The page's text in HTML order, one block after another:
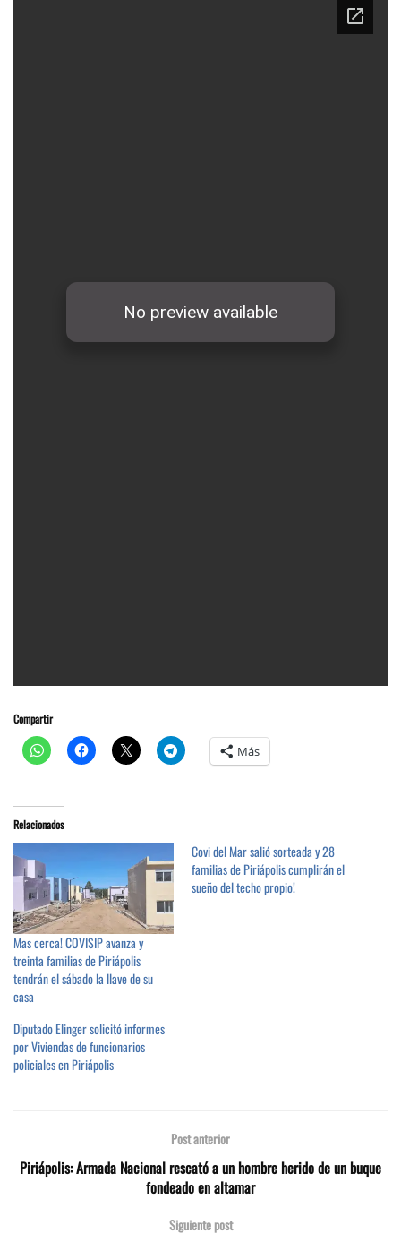
Compartir
Más
Relacionados
Mas cerca! COVISIP avanza y
treinta familias de Piriápolis
tendrán el sábado la llave de su
casa
Covi del Mar salió sorteada y 28
familias de Piriápolis cumplirán el
sueño del techo propio!
Diputado Elinger solicitó informes
por Viviendas de funcionarios
policiales en Piriápolis
Post anterior
Piriápolis: Armada Nacional rescató a un hombre herido de un buque
fondeado en altamar
Siguiente post